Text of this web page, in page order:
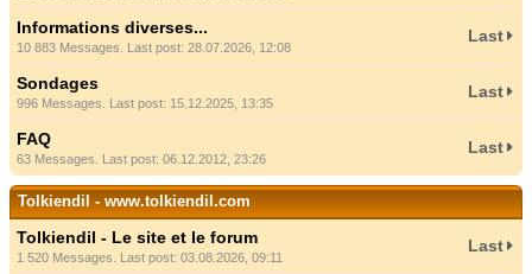
Informations diverses...
10 883 Messages. Last post: 28.07.2026, 12:08
Last
Sondages
996 Messages. Last post: 15.12.2025, 13:35
Last
FAQ
63 Messages. Last post: 06.12.2012, 23:26
Last
Tolkiendil - www.tolkiendil.com
Tolkiendil - Le site et le forum
1 520 Messages. Last post: 03.08.2026, 09:11
Last